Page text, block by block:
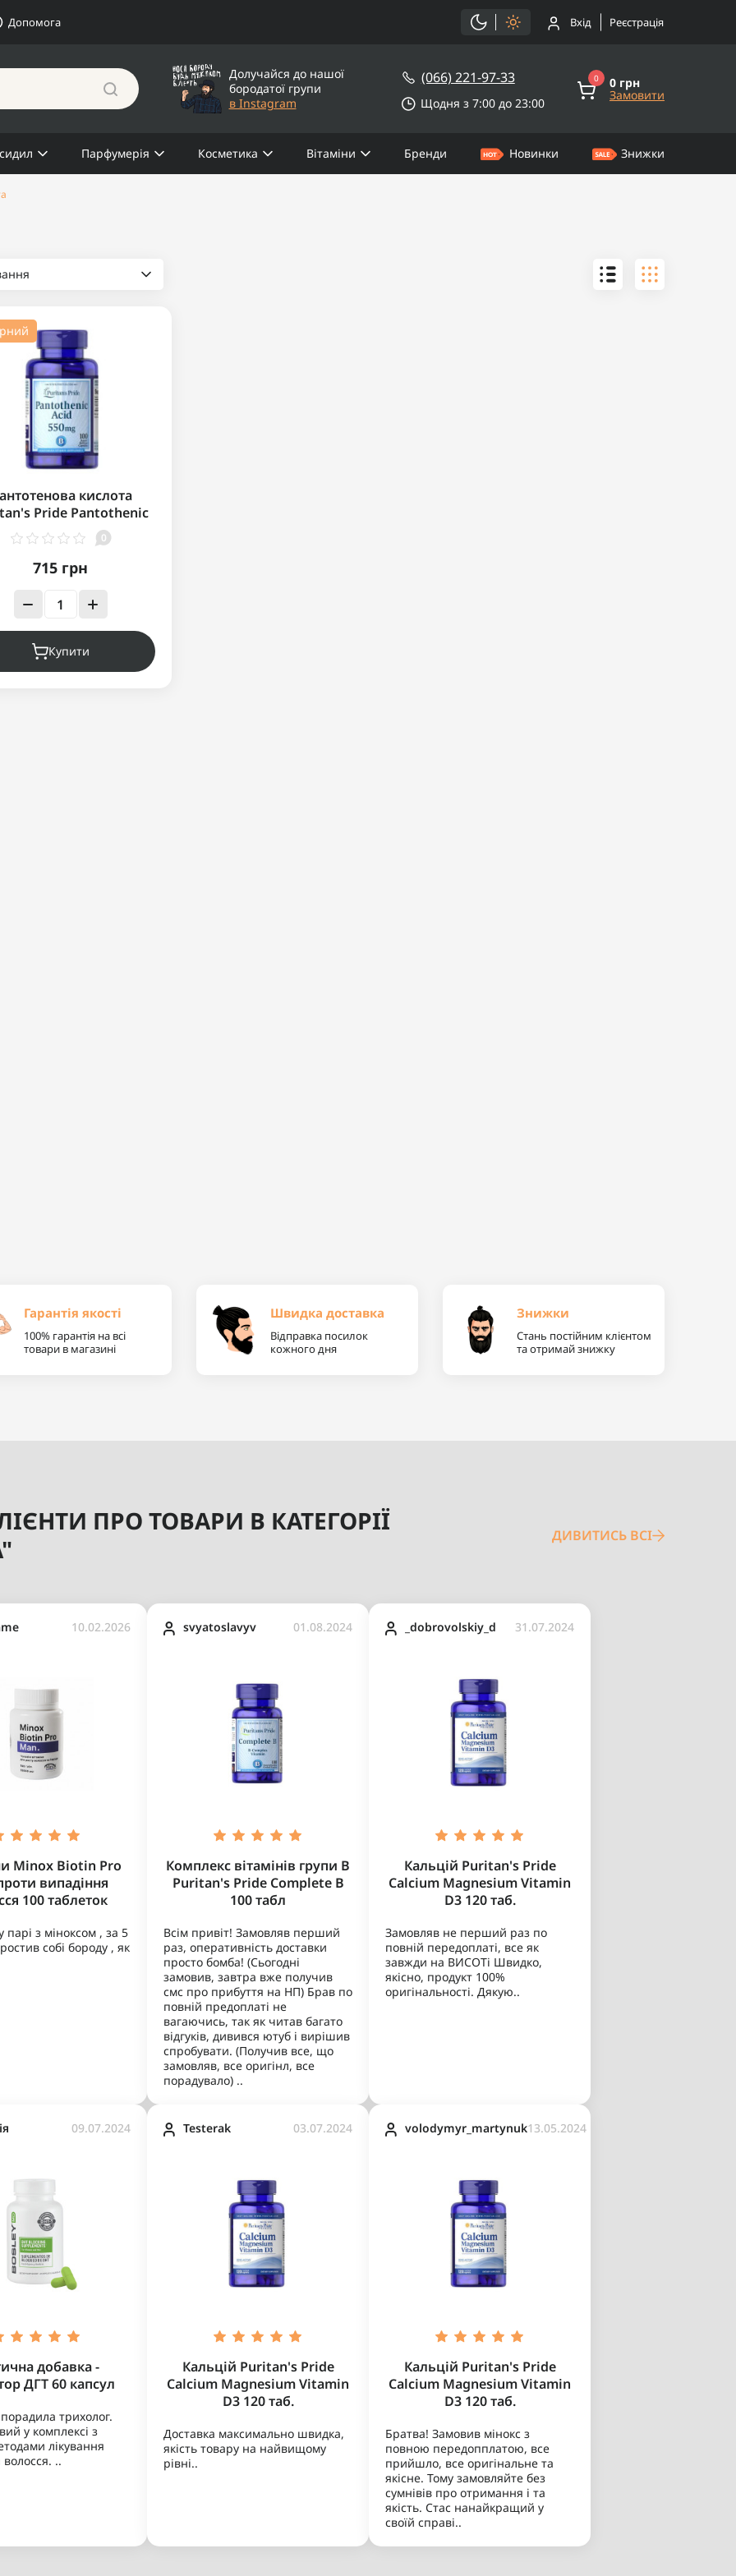
Допомога Вхід Реєстрація
Долучайся до нашої
бородатої групи
в Instagram
(066) 221-97-33
Щодня з 7:00 до 23:00
0 0 грн
Замовити
Парфумерія Косметика Вітаміни Бренди Новинки Знижки
кислота
Pride Pantothenic
550 мг 100 капсул
0
715 грн
Купити
Гарантія якості
100% гарантія на всі
товари в магазині
Швидка доставка
Відправка посилок
кожного дня
Знижки
Стань постійним клієнтом
та отримай знижку
ПРО ТОВАРИ В КАТЕГОРІЇ
ДИВИТИСЬ ВСІ
10.02.2026
Minox Biotin Pro
випадіння
100 таблеток
парі з міноксом , за 5
собі бороду , як
svyatoslavyv 01.08.2024
Комплекс вітамінів групи В
Puritan's Pride Complete B
100 табл
Всім привіт! Замовляв перший
раз, оперативність доставки
просто бомба! (Сьогодні
замовив, завтра вже получив
смс про прибуття на НП) Брав по
повній предоплаті не
вагаючись, так як читав багато
відгуків, дивився ютуб і вирішив
спробувати. (Получив все, що
замовляв, все оригінл, все
порадувало) ..
_dobrovolskiy_d 31.07.2024
Кальцій Puritan's Pride
Calcium Magnesium Vitamin
D3 120 таб.
Замовляв не перший раз по
повній передоплаті, все як
завжди на ВИСОТі Швидко,
якісно, продукт 100%
оригінальності. Дякую..
09.07.2024
добавка -
ДГТ 60 капсул
трихолог.
у комплексі з
лікування
..
Testerak 03.07.2024
Кальцій Puritan's Pride
Calcium Magnesium Vitamin
D3 120 таб.
Доставка максимально швидка,
якість товару на найвищому
рівні..
volodymyr_martynuk13.05.2024
Кальцій Puritan's Pride
Calcium Magnesium Vitamin
D3 120 таб.
Братва! Замовив мінокс з
повною передопплатою, все
прийшло, все оригінальне та
якісне. Тому замовляйте без
сумнівів про отримання і та
якість. Стас нанайкращий у
своїй справі..